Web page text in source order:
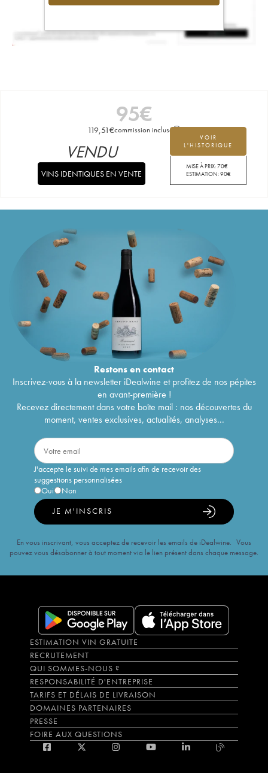
95€
119,51€commission incluse
VOIR
L'HISTORIQUE
MISE À PRIX:70€
ESTIMATION:90€
VENDU
VINS IDENTIQUES EN VENTE
Restons encontact
Inscrivez-vous à la newsletter iDealwine et profitez de nos pépites
en avant-première !
Recevez directement dans votre boîte mail : nos découvertes du
moment, ventes exclusives, actualités, analyses...
J'accepte le suivi de mes emails afin de recevoir des
suggestions personnalisées
Oui
Non
JE M'INSCRIS
En vous inscrivant, vous acceptez de recevoir les emails de iDealwine. Vous
pouvez vous désabonner à tout moment via le lien présent dans chaque message.
ESTIMATION VIN GRATUITE
RECRUTEMENT
QUI SOMMES-NOUS ?
RESPONSABILITÉ D'ENTREPRISE
TARIFS ET DÉLAIS DE LIVRAISON
DOMAINES PARTENAIRES
PRESSE
FOIRE AUX QUESTIONS